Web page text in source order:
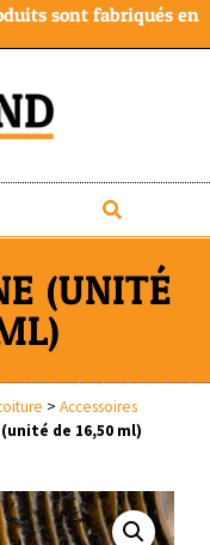
sont fabriqués en
(UNITÉ
> Accessoires
de 16,50 ml)